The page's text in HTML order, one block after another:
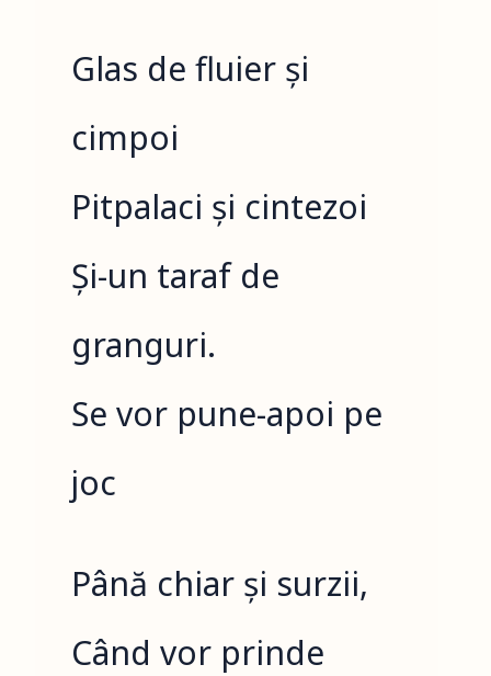
Glas de fluier și
cimpoi
Pitpalaci și cintezoi
Și-un taraf de
granguri.
Se vor pune-apoi pe
joc
Până chiar și surzii,
Când vor prinde